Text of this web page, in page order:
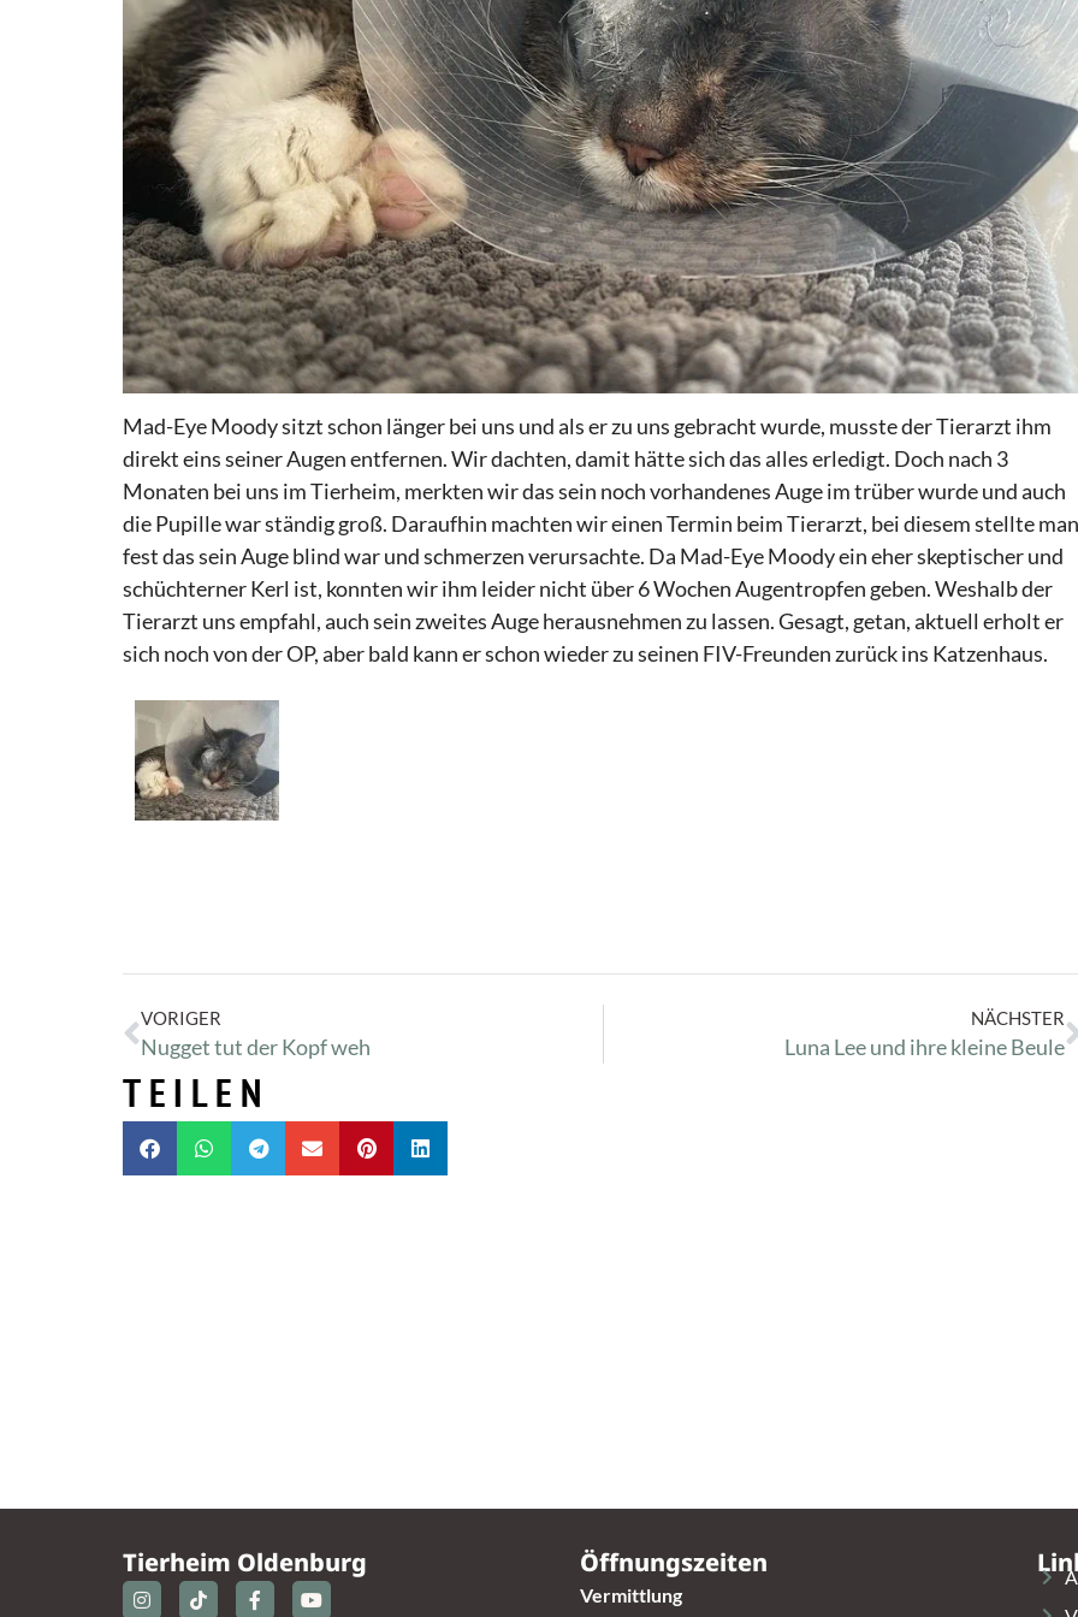
Mad-EyeMoodysitzt schon länger bei uns und als er zu uns gebracht wurde, musste der Tierarzt ihm
direkt eins seiner Augen entfernen. Wir dachten, damit hätte sich das alles erledigt. Doch nach 3
Monaten bei uns im Tierheim, merkten wir das sein noch vorhandenes Auge im trüber wurde und auch
die Pupille war ständig groß. Daraufhin machten wir einen Termin beim Tierarzt, bei diesem stellte man
fest das sein Auge blind war und schmerzen verursachte. Da Mad-EyeMoodyein eher skeptischer und
schüchterner Kerl ist, konnten wir ihm leider nicht über 6 Wochen Augentropfen geben. Weshalb der
Tierarzt uns empfahl, auch sein zweites Auge herausnehmen zu lassen. Gesagt, getan, aktuell erholt er
sich noch von der OP, aber bald kann er schon wieder zu seinen FIV-Freunden zurück ins Katzenhaus.
VORIGER
Nugget tut der Kopf weh
NÄCHSTER
Luna Lee und ihre kleine Beule
TEILEN
Tierheim Oldenburg Öffnungszeiten
Vermittlung